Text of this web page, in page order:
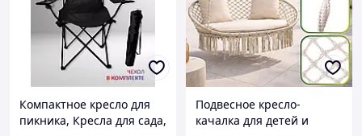
Компактное кресло для
пикника, Кресла для сада,
Подвесное кресло-
качалка для детей и